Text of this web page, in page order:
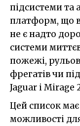
підсистеми та
платформ, що
не є надто
системи
пожежі,
фрегатів чи
Jaguar і Mirage
Цей список
можливості